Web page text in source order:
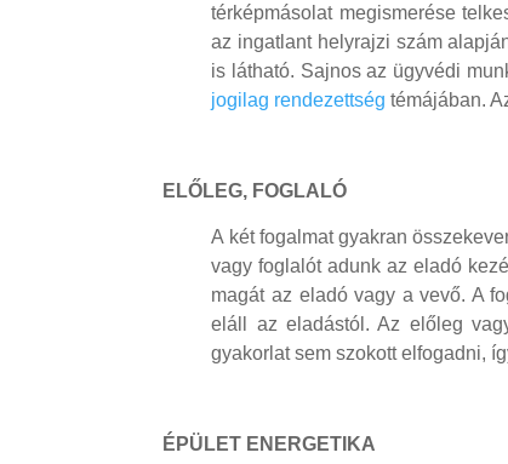
térképmásolat megismerése
az ingatlant helyrajzi szám
is látható. Sajnos az ügyvédi
jogilag rendezettség témájában.
ELŐLEG, FOGLALÓ
A két fogalmat gyakran
vagy foglalót adunk az eladó
magát az eladó vagy a vevő. A
eláll az eladástól. Az előleg
gyakorlat sem szokott elfogadni,
ÉPÜLET ENERGETIKA